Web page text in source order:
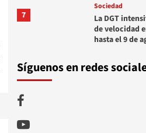
7
Sociedad
La DGT
de velocidad
hasta el 9 de
Síguenos en redes
Facebook
Youtube